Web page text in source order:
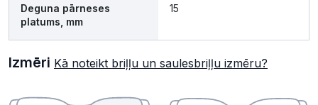
Deguna pārneses
platums, mm
15
Izmēri Kā noteikt briļļu un saulesbriļļu izmēru?